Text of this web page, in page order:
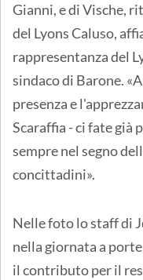
Gianni, e di Vische,
del Lyons Caluso,
rappresentanza del
sindaco di Barone.
presenza e
Scaraffia - ci fate già
sempre nel segno
concittadini».
Nelle foto lo staff di
nella giornata a
il contributo per il